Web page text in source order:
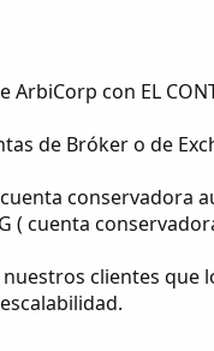
con EL
de Bróker o de
conservadora
( cuenta
clientes